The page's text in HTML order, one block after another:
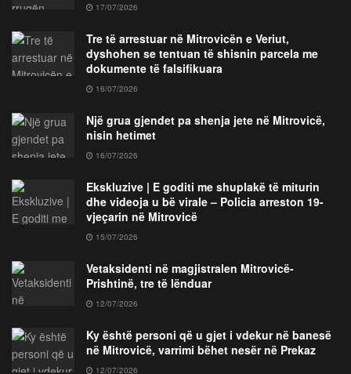
17/07/2026
Tre të arrestuar në Mitrovicën e Veriut,
dyshohen se tentuan të shisnin parcela me
dokumente të falsifikuara
16/07/2026
Një grua gjendet pa shenja jete në Mitrovicë,
nisin hetimet
16/07/2026
Ekskluzive | E goditi me shuplakë të miturin
dhe videoja u bë virale – Policia arreston 19-
vjeçarin në Mitrovicë
15/07/2026
Vetaksidenti në magjistralen Mitrovicë-
Prishtinë, tre të lënduar
12/07/2026
Ky është personi që u gjet i vdekur në banesë
në Mitrovicë, varrimi bëhet nesër në Prekaz
12/07/2026